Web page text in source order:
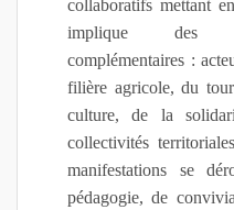
collaboratifs mettant
implique des
complémentaires :
filière agricole, du
culture, de la
collectivités
manifestations se
pédagogie, de